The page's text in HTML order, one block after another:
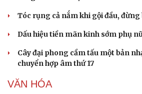
Tóc rụng cả nắm khi gội đầu, đừng
Dấu hiệu tiền mãn kinh sớm phụ
Cây đại phong cầm tấu một bản
chuyển hợp âm thứ 17
VĂN HÓA